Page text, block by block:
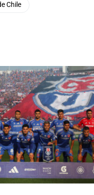
Chile